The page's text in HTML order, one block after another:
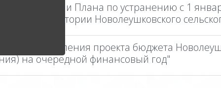
утверждении Плана по устранению с 1
на территории Новолеушковского
составления проекта бюджета
на очередной финансовый год"